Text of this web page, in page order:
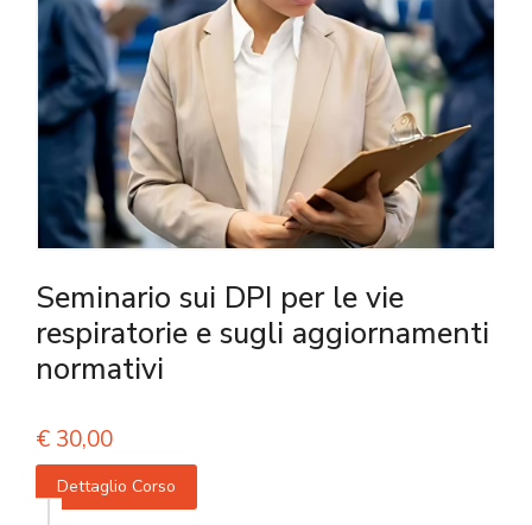
Seminario sui DPI per le vie
respiratorie e sugli aggiornamenti
normativi
€ 30,00
Dettaglio Corso